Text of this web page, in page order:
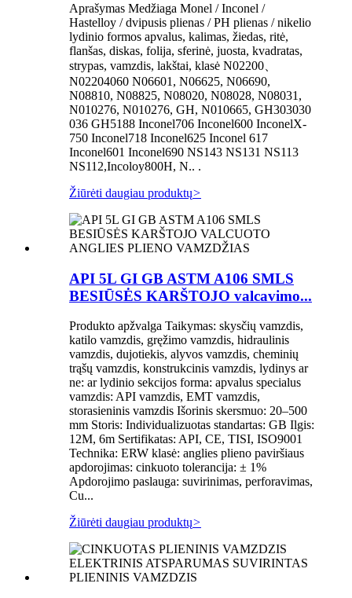
Aprašymas Medžiaga Monel / Inconel /
Hastelloy / dvipusis plienas / PH plienas / nikelio
lydinio formos apvalus, kalimas, žiedas, ritė,
flanšas, diskas, folija, sferinė, juosta, kvadratas,
strypas, vamzdis, lakštai, klasė N02200、
N02204060 N06601, N06625, N06690,
N08810, N08825, N08020, N08028, N08031,
N010276, N010276, GH, N010665, GH303030
036 GH5188 Inconel706 Inconel600 InconelX-
750 Inconel718 Inconel625 Inconel 617
Inconel601 Inconel690 NS143 NS131 NS113
NS112,Incoloy800H, N.. .
Žiūrėti daugiau produktų>
API 5L GI GB ASTM A106 SMLS
BESIŪSĖS KARŠTOJO valcavimo...
Produkto apžvalga Taikymas: skysčių vamzdis,
katilo vamzdis, gręžimo vamzdis, hidraulinis
vamzdis, dujotiekis, alyvos vamzdis, cheminių
trąšų vamzdis, konstrukcinis vamzdis, lydinys ar
ne: ar lydinio sekcijos forma: apvalus specialus
vamzdis: API vamzdis, EMT vamzdis,
storasieninis vamzdis Išorinis skersmuo: 20–500
mm Storis: Individualizuotas standartas: GB Ilgis:
12M, 6m Sertifikatas: API, CE, TISI, ISO9001
Technika: ERW klasė: anglies plieno paviršiaus
apdorojimas: cinkuoto tolerancija: ± 1%
Apdorojimo paslauga: suvirinimas, perforavimas,
Cu...
Žiūrėti daugiau produktų>